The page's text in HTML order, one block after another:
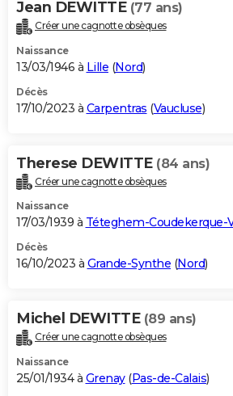
Jean DEWITTE (77 ans)
Créer une cagnotte obsèques
Naissance
13/03/1946 à Lille (Nord)
Décès
17/10/2023 à Carpentras (Vaucluse)
Therese DEWITTE (84 ans)
Créer une cagnotte obsèques
Naissance
17/03/1939 à Téteghem-Coudekerque-
Décès
16/10/2023 à Grande-Synthe (Nord)
Michel DEWITTE (89 ans)
Créer une cagnotte obsèques
Naissance
25/01/1934 à Grenay(Pas-de-Calais)